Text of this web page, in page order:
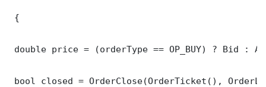
{
double price = (orderType == OP_BUY) ? Bid :
bool closed = OrderClose(OrderTicket(),